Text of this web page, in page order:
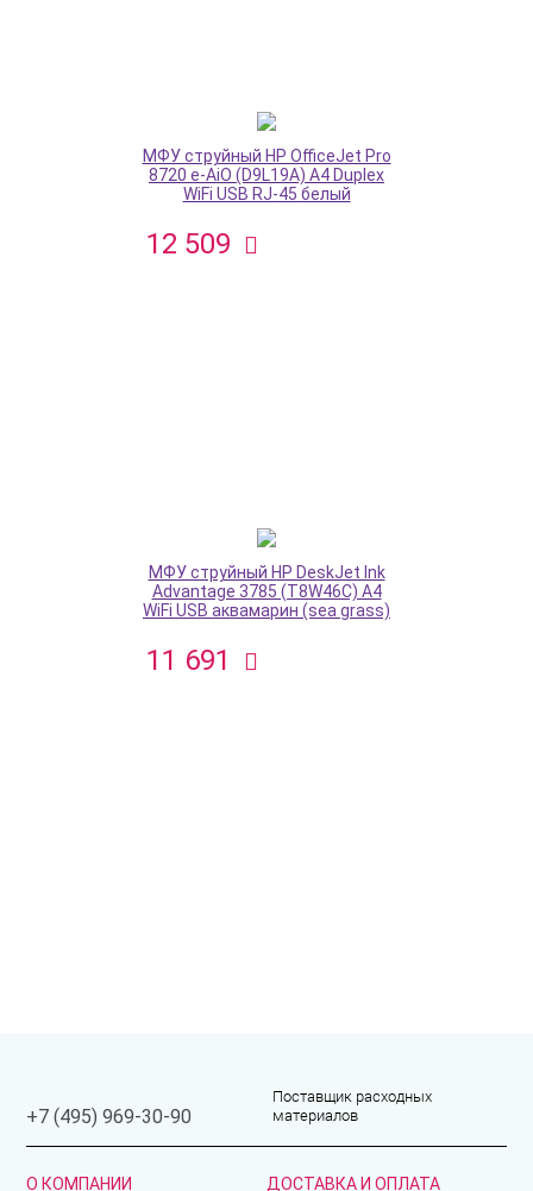
МФУ струйный HP OfficeJet Pro
8720 e-AiO (D9L19A) A4 Duplex
WiFi USB RJ-45 белый
12 509
МФУ струйный HP DeskJet Ink
Advantage 3785 (T8W46C) A4
WiFi USB аквамарин (sea grass)
11 691
+7 (495) 969-30-90
Поставщик расходных
материалов
О КОМПАНИИ ДОСТАВКА И ОПЛАТА